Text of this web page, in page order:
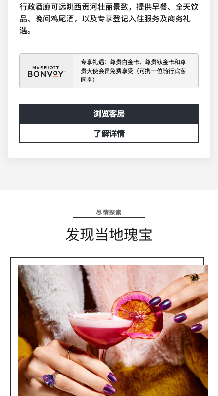
行政酒廊可远眺西贡河壮丽景致，提供早餐、全天饮
品、晚间鸡尾酒，以及专享登记入住服务及商务礼
遇。
专享礼遇：尊贵白金卡、尊贵钛金卡和尊
贵大使会员免费享受（可携一位随行宾客
同享）
浏览客房
了解详情
尽情探索
发现当地瑰宝